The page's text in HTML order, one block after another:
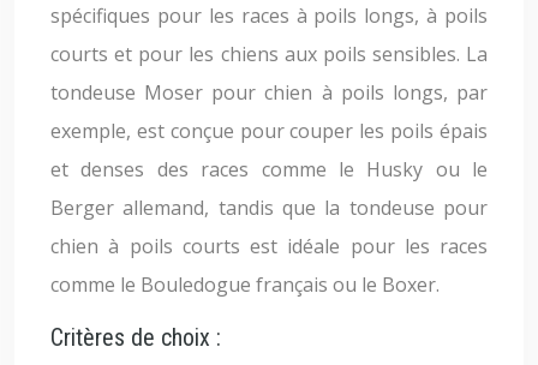
spécifiques pour les races à poils longs, à poils
courts et pour les chiens aux poils sensibles. La
tondeuse Moser pour chien à poils longs, par
exemple, est conçue pour couper les poils épais
et denses des races comme le Husky ou le
Berger allemand, tandis que la tondeuse pour
chien à poils courts est idéale pour les races
comme le Bouledogue français ou le Boxer.
Critères de choix :